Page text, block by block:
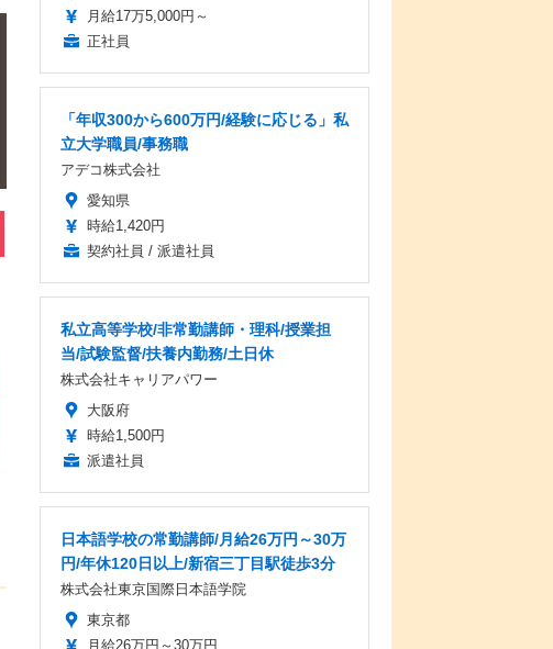
月給17万5,000円～
正社員
「年収300から600万円/経験に応じる」私
立大学職員/事務職
アデコ株式会社
愛知県
時給1,420円
契約社員 / 派遣社員
私立高等学校/非常勤講師・理科/授業担
当/試験監督/扶養内勤務/土日休
株式会社キャリアパワー
大阪府
時給1,500円
派遣社員
日本語学校の常勤講師/月給26万円～30万
円/年休120日以上/新宿三丁目駅徒歩3分
株式会社東京国際日本語学院
東京都
月給26万円～30万円